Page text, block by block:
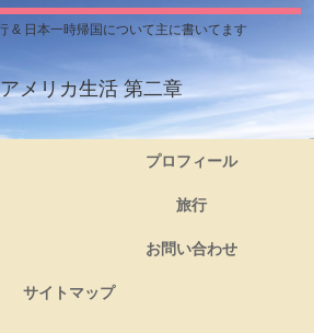
& 日本一時帰国について主に書いてます
メリカ生活 第二章
プロフィール
旅行
お問い合わせ
サイトマップ